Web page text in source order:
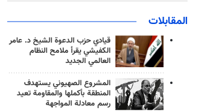
المقابلات
قيادي حزب الدعوة الشيخ د. عامر
الكفيشي يقرأ ملامح النظام
العالمي الجديد
المشروع الصهيوني يستهدف
المنطقة بأكملها والمقاومة تعيد
رسم معادلة المواجهة